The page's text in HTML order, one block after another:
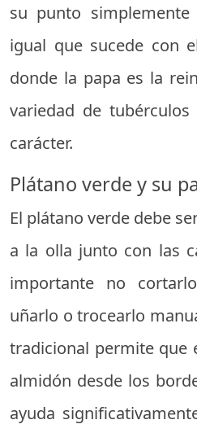
su punto
igual que sucede con
donde la papa es la
variedad de
carácter.
Plátano verde y su
El plátano verde debe
a la olla junto con las
importante no
uñarlo o trocearlo
tradicional permite que
almidón desde los
ayuda